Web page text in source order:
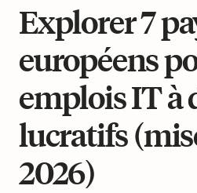
Explorer 7
européens
emplois IT à
lucratifs
2026)